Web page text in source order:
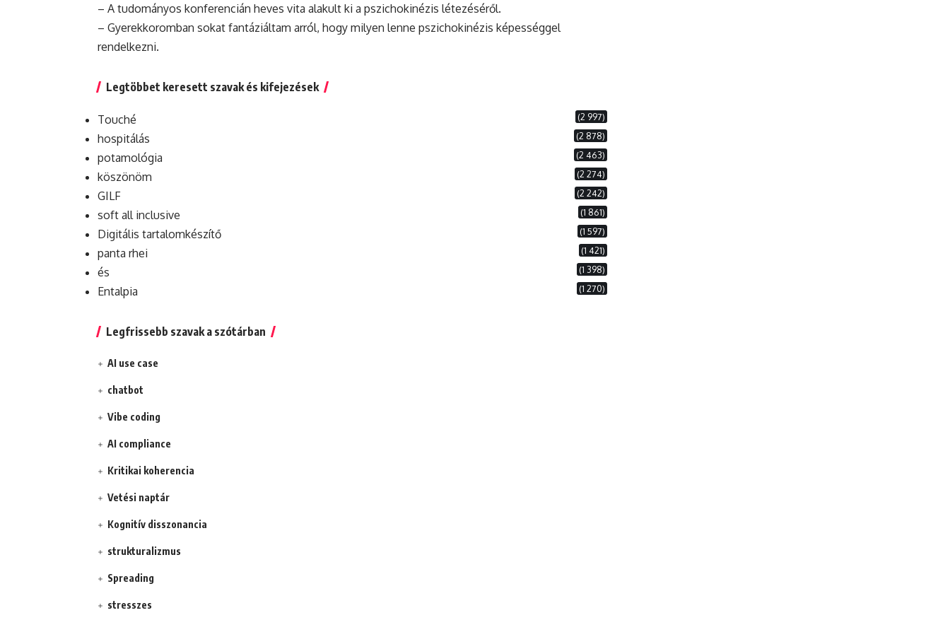
– A tudományos konferencián heves vita alakult ki a pszichokinézis létezéséről.
– Gyerekkoromban sokat fantáziáltam arról, hogy milyen lenne pszichokinézis képességgel
rendelkezni.
Legtöbbet keresett szavak és kifejezések
Touché (2 997)
hospitálás (2 878)
potamológia (2 463)
köszönöm (2 274)
GILF (2 242)
soft all inclusive (1 861)
Digitális tartalomkészítő (1 597)
panta rhei (1 421)
és (1 398)
Entalpia (1 270)
Legfrissebb szavak a szótárban
AI use case
chatbot
Vibe coding
AI compliance
Kritikai koherencia
Vetési naptár
Kognitív disszonancia
strukturalizmus
Spreading
stresszes